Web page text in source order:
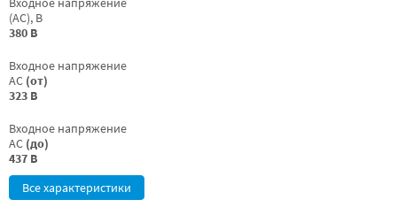
(AC), В
380 В
Входное напряжение
AC (от)
323 В
Входное напряжение
AC (до)
437 В
Все характеристики